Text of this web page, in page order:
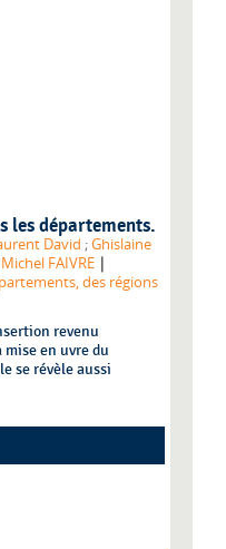
les départements.
David ;Ghislaine
Michel FAIVRE |
des régions
revenu
en uvre du
se révèle aussi